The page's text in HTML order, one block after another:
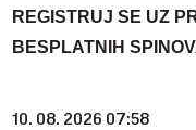
REGISTRUJ SE UZ
BESPLATNIH
10. 08. 2026 07:58